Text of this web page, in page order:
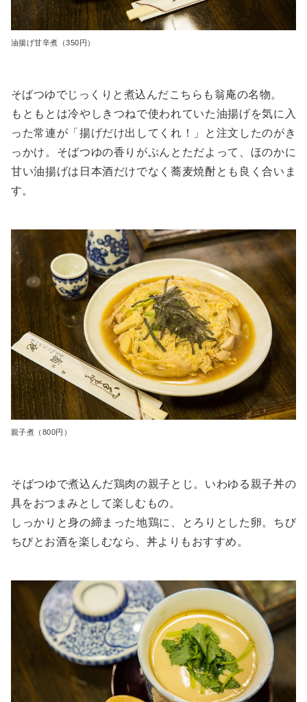
油揚げ甘辛煮（350円）
そばつゆでじっくりと煮込んだこちらも翁庵の名物。
もともとは冷やしきつねで使われていた油揚げを気に入
った常連が「揚げだけ出してくれ！」と注文したのがき
っかけ。そばつゆの香りがぷんとただよって、ほのかに
甘い油揚げは日本酒だけでなく蕎麦焼酎とも良く合いま
す。
親子煮（800円）
そばつゆで煮込んだ鶏肉の親子とじ。いわゆる親子丼の
具をおつまみとして楽しむもの。
しっかりと身の締まった地鶏に、とろりとした卵。ちび
ちびとお酒を楽しむなら、丼よりもおすすめ。